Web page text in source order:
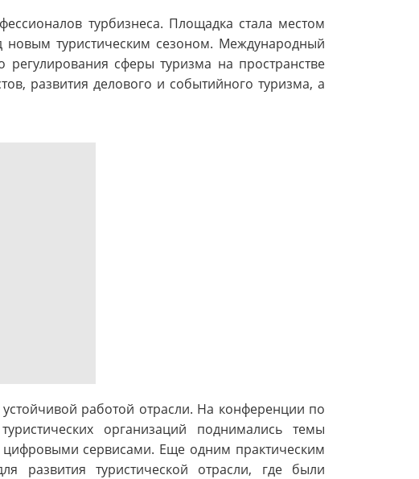
турбизнеса. Площадка стала местом
новым туристическим сезоном. Международный
регулирования сферы туризма на пространстве
развития делового и событийного туризма, а
работой отрасли. На конференции по
организаций поднимались темы
цифровыми сервисами. Еще одним практическим
развития туристической отрасли, где были